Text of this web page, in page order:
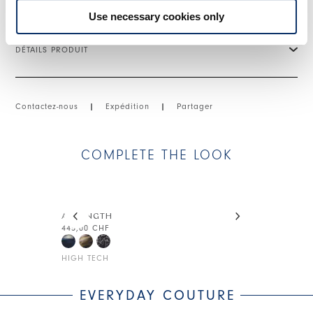
Use necessary cookies only
DÉTAILS PRODUIT
Contactez-nous | Expédition | Partager
COMPLETE THE LOOK
AT-LENGTH
HIGH TECH
445,00 CHF
EVERYDAY COUTURE